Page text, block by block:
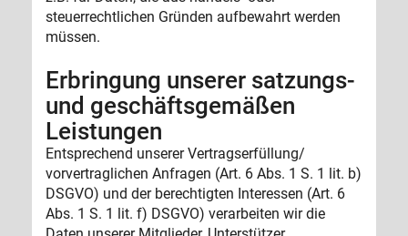
steuerrechtlichen Gründen aufbewahrt werden
müssen.
Erbringung unserer satzungs-
und geschäftsgemäßen
Leistungen
Entsprechend unserer Vertragserfüllung/
vorvertraglichen Anfragen (Art. 6 Abs. 1 S. 1 lit. b)
DSGVO) und der berechtigten Interessen (Art. 6
Abs. 1 S. 1 lit. f) DSGVO) verarbeiten wir die